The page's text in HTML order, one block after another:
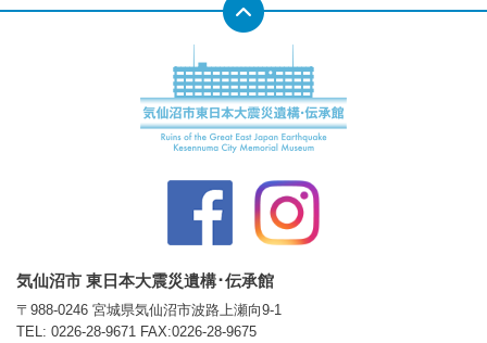
気仙沼市 東日本大震災遺構･伝承館
〒988-0246 宮城県気仙沼市波路上瀬向9-1
TEL: 0226-28-9671 FAX:0226-28-9675